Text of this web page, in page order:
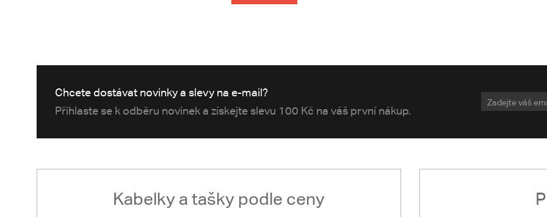
Chcete dostávat novinky a slevy na e-mail?
Přihlaste se k odběru novinek a získejte slevu 100 Kč na váš první nákup.
Kabelky a tašky podle ceny